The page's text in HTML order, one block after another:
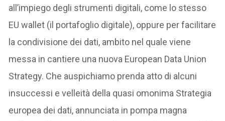
all’impiego degli strumenti digitali, come lo stesso
EU wallet (il portafoglio digitale), oppure per facilitare
la condivisione dei dati, ambito nel quale viene
messa in cantiere una nuova European Data Union
Strategy. Che auspichiamo prenda atto di alcuni
insuccessi e velleità della quasi omonima Strategia
europea dei dati, annunciata in pompa magna